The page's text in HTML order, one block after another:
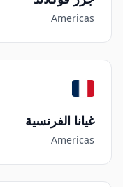
Americas
غيانا الفرنسية
Americas